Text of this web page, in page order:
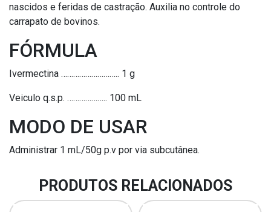
nascidos e feridas de castração. Auxilia no controle do
carrapato de bovinos.
FÓRMULA
Ivermectina ……………………….. 1 g
Veiculo q.s.p. ……………….. 100 mL
MODO DE USAR
Administrar 1 mL/50g p.v por via subcutânea.
PRODUTOS RELACIONADOS